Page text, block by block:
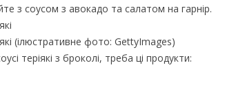
з соусом з авокадо та салатом на гарнір.
(ілюстративне фото: GettyImages)
теріякі з броколі, треба ці продукти: